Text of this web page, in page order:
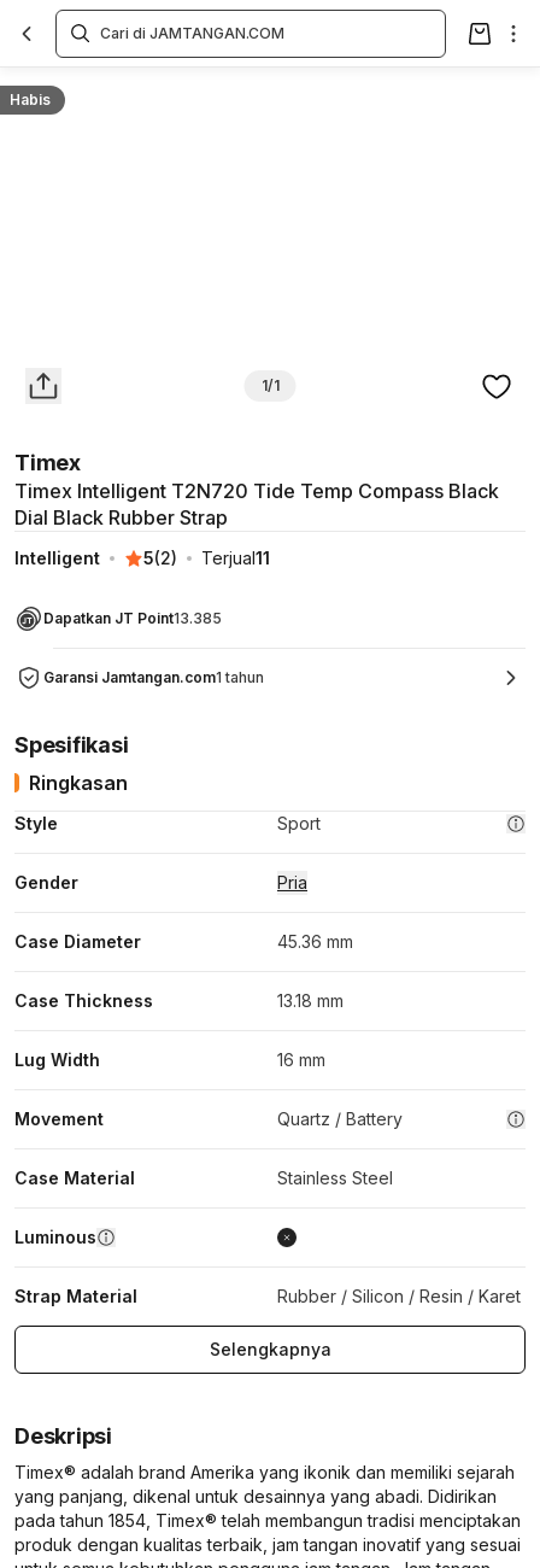
Habis
1/1
Timex
Timex Intelligent T2N720 Tide Temp Compass Black
Dial Black Rubber Strap
Intelligent 5(2) Terjual11
Dapatkan JT Point13.385
Garansi Jamtangan.com1 tahun
Overview
Spesifikasi
Ringkasan
Style Sport
Gender Pria
Case Diameter 45.36 mm
Case Thickness 13.18 mm
Lug Width 16 mm
Movement Quartz / Battery
Case Material Stainless Steel
Luminous
Strap Material Rubber / Silicon / Resin / Karet
Selengkapnya
Deskripsi
Timex® adalah brand Amerika yang ikonik dan memiliki sejarah
yang panjang, dikenal untuk desainnya yang abadi. Didirikan
pada tahun 1854, Timex® telah membangun tradisi menciptakan
produk dengan kualitas terbaik, jam tangan inovatif yang sesuai